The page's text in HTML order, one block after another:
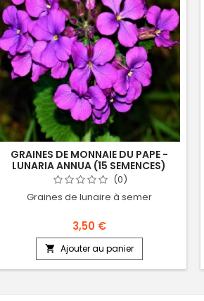
GRAINES DE MONNAIE DU PAPE -
LUNARIA ANNUA (15 SEMENCES)
(0)
Graines de lunaire à semer
3,50 €
 Ajouter au panier